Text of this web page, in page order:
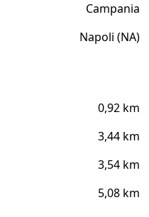
Campania
Napoli (NA)
0,92 km
3,44 km
3,54 km
5,08 km